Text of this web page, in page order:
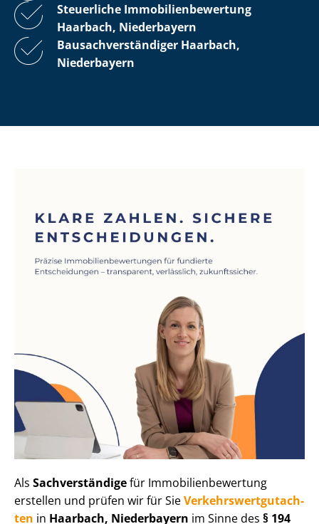
Steuerliche Im­mo­bi­li­en­be­wer­tung
Haarbach, Niederbayern
Bau­sach­ver­stän­di­ger Haarbach,
Niederbayern
Als Sachverständigefür Im­mo­bi­li­en­be­wer­tung
erstellen und prüfen wir für SieVer­kehrs­wert­gut­ach­
ten in Haarbach, Niederbayern im Sinne des § 194